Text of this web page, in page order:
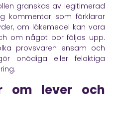
granskas av legitimerad
kommentar som förklarar
om läkemedel kan vara
om något bör följas upp.
provsvaren ensam och
onödiga eller felaktiga
om lever och